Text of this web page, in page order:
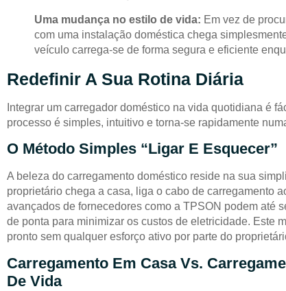
Uma mudança no estilo de vida: Em vez de
com uma instalação doméstica chega
veículo carrega-se de forma segura e eficiente
Redefinir A Sua Rotina Diária
Integrar um carregador doméstico na vida quotidiana é
processo é simples, intuitivo e torna-se rapidamente
O Método Simples “ligar E Esquecer”
A beleza do carregamento doméstico reside na sua
proprietário chega a casa, liga o cabo de carregamento
avançados de fornecedores como a TPSON podem até
de ponta para minimizar os custos de eletricidade. Este
pronto sem qualquer esforço ativo por parte do
Carregamento Em Casa Vs.
De Vida